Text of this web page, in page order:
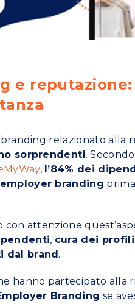
e
relazionato alla
sorprendenti.
, l’84% dei
branding
attenzione
, cura dei profili
dal brand .
hanno partecipato alla
Branding se